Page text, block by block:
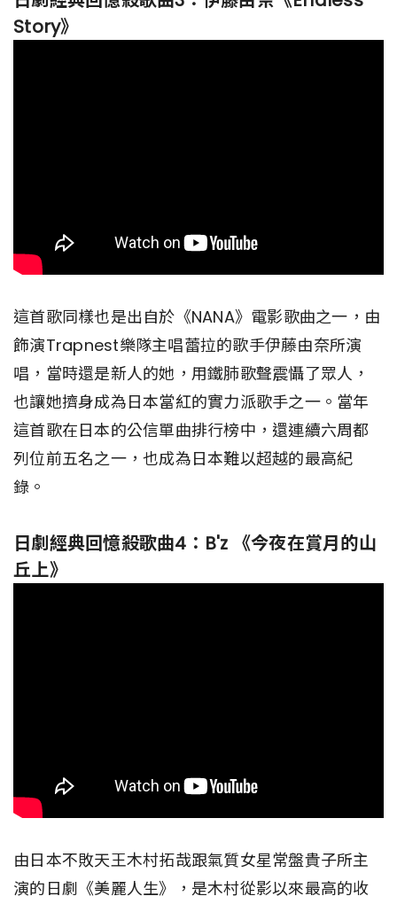
Story》
這首歌同樣也是出自於《NANA》電影歌曲之一，由
飾演Trapnest樂隊主唱蕾拉的歌手伊藤由奈所演
唱，當時還是新人的她，用鐵肺歌聲震懾了眾人，
也讓她擠身成為日本當紅的實力派歌手之一。當年
這首歌在日本的公信單曲排行榜中，還連續六周都
列位前五名之一，也成為日本難以超越的最高紀
錄。
日劇經典回憶殺歌曲4：B'z 《今夜在賞月的山
丘上》
由日本不敗天王木村拓哉跟氣質女星常盤貴子所主
演的日劇《美麗人生》，是木村從影以來最高的收